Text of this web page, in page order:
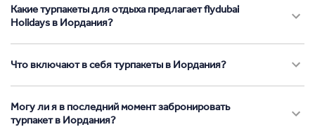
Какие турпакеты для отдыха предлагает flydubai
Holidays в Иордания?
Что включают в себя турпакеты в Иордания?
Могу ли я в последний момент забронировать
турпакет в Иордания?